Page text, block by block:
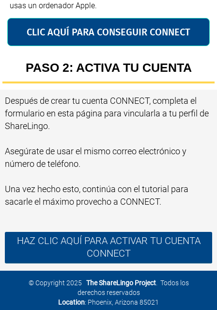
usas un ordenador Apple.
CLIC AQUÍ PARA CONSEGUIR CONNECT
PASO 2: ACTIVA TU CUENTA
Después de crear tu cuenta CONNECT, completa el
formulario en esta página para vincularla a tu perfil de
ShareLingo.
Asegúrate de usar el mismo correo electrónico y
número de teléfono.
Una vez hecho esto, continúa con el tutorial para
sacarle el máximo provecho a CONNECT.
HAZ CLIC AQUÍ PARA ACTIVAR TU CUENTA
CONNECT
© Copyright 2025 The ShareLingo Project. Todos los
derechos reservados
Location: Phoenix, Arizona 85021